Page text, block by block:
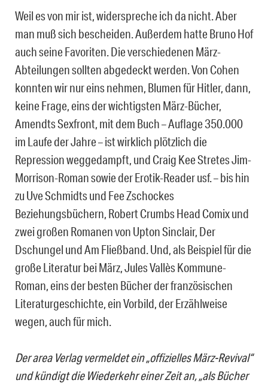
Weil es von mir ist, widerspreche ich da nicht. Aber
man muß sich bescheiden. Außerdem hatte Bruno Hof
auch seine Favoriten. Die verschiedenen März-
Abteilungen sollten abgedeckt werden. Von Cohen
konnten wir nur eins nehmen, Blumen für Hitler, dann,
keine Frage, eins der wichtigsten März-Bücher,
Amendts Sexfront, mit dem Buch – Auflage 350.000
im Laufe der Jahre – ist wirklich plötzlich die
Repression weggedampft, und Craig Kee Stretes Jim-
Morrison-Roman sowie der Erotik-Reader usf. – bis hin
zu Uve Schmidts und Fee Zschockes
Beziehungsbüchern, Robert Crumbs Head Comix und
zwei großen Romanen von Upton Sinclair, Der
Dschungel und Am Fließband. Und, als Beispiel für die
große Literatur bei März, Jules Vallès Kommune-
Roman, eins der besten Bücher der französischen
Literaturgeschichte, ein Vorbild, der Erzählweise
wegen, auch für mich.
Der area Verlag vermeldet ein „offizielles März-Revival“
und kündigt die Wiederkehr einer Zeit an, „als Bücher